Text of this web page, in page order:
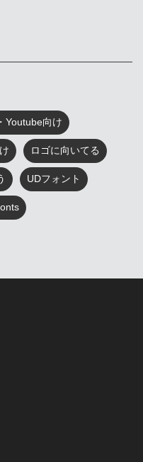
Youtube向け
ロゴに向いてる
UDフォント